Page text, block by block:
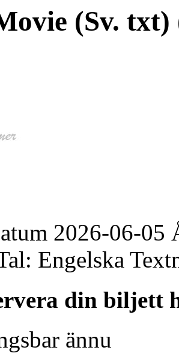
(Sv.
2026-06-05
Engelska
din biljett
ännu